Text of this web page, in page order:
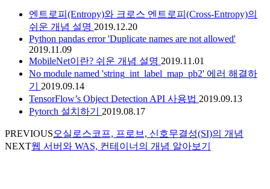
엔트로피(Entropy)와 크로스 엔트로피(Cross-Entropy)의
쉬운 개념 설명 2019.12.20
Python pandas error 'Duplicate names are not allowed'
2019.11.09
MobileNet이란? 쉬운 개념 설명 2019.11.01
No module named 'string_int_label_map_pb2' 에러 해결하
기 2019.09.14
TensorFlow’s Object Detection API 사용법 2019.09.13
Pytorch 설치하기 2019.08.17
PREVIOUS오실로스코프, 프로브, 신호무결성(SI)의 개념
NEXT웹 서버와 WAS, 컨테이너의 개념 알아보기